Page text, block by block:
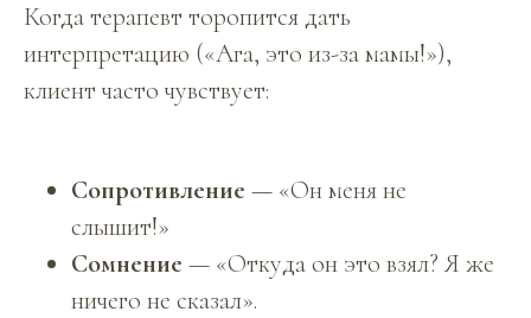
Когда терапевт торопится дать
интерпретацию («Ага, это из-за мамы!»),
клиент часто чувствует:
Сопротивление — «Он меня не
слышит!»
Сомнение — «Откуда он это взял? Я же
ничего не сказал».